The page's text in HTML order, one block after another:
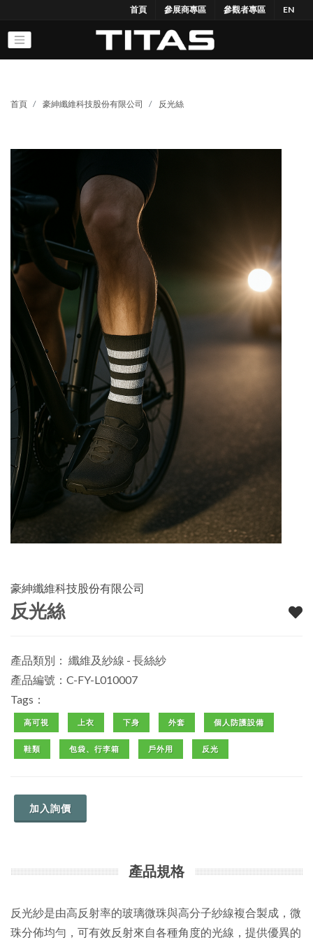
首頁 參展商專區 參觀者專區 EN
首頁 豪紳纖維科技股份有限公司 反光絲
豪紳纖維科技股份有限公司
反光絲
產品類別： 纖維及紗線 - 長絲紗
產品編號：C-FY-L010007
Tags：
高可視 上衣 下身 外套 個人防護設備
鞋類 包袋、行李箱 戶外用 反光
加入詢價
產品規格
反光紗是由高反射率的玻璃微珠與高分子紗線複合製成，微
珠分佈均勻，可有效反射來自各種角度的光線，提供優異的